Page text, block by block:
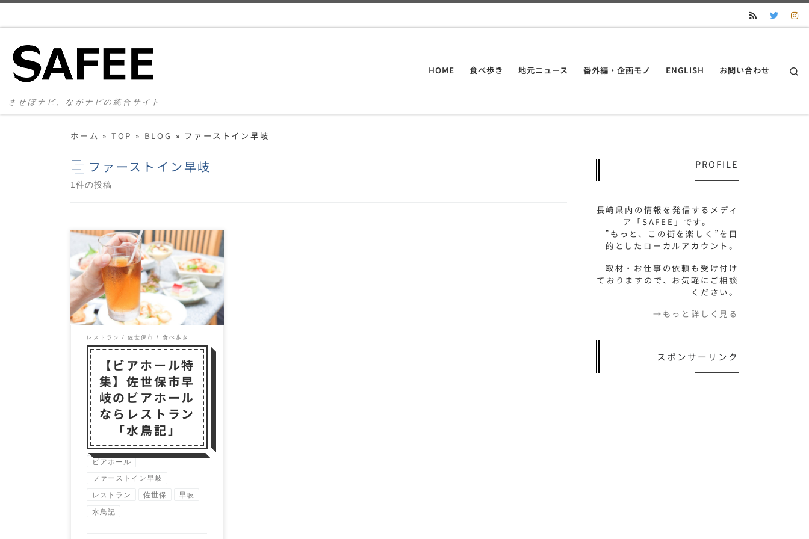
させぼナビ、ながナビの統合サイト
HOME 食べ歩き 地元ニュース 番外編・企画モノ ENGLISH お問い合わせ
ホーム » TOP » BLOG » ファーストイン早岐
ファーストイン早岐
1件の投稿
ファーストイン早岐の水鳥記
佐世保のファーストイン早岐
内にあるレストラン「水鳥
記」（すいちょうき）が […]
レストラン 佐世保市 食べ歩き
【ビアホール特
集】佐世保市早
岐のビアホール
ならレストラン
「水鳥記」
ビアホール
ファーストイン早岐
レストラン 佐世保 早岐
水鳥記
PROFILE
長崎県内の情報を発信するメディ
ア「SAFEE」です。
”もっと、この街を楽しく”を目
的としたローカルアカウント。
取材・お仕事の依頼も受け付け
ておりますので、お気軽にご相談
ください。
→もっと詳しく見る
スポンサーリンク